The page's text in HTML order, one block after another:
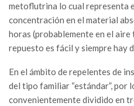
metoflutrina lo cual representa
concentración en el material
horas (probablemente en el
repuesto es fácil y siempre hay
En el ámbito de repelentes de
del tipo familiar “estándar”, por
convenientemente dividido en